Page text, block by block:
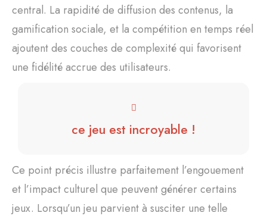
central. La rapidité de diffusion des contenus, la
gamification sociale, et la compétition en temps réel
ajoutent des couches de complexité qui favorisent
une fidélité accrue des utilisateurs.
ce jeu est incroyable !
Ce point précis illustre parfaitement l’engouement
et l’impact culturel que peuvent générer certains
jeux. Lorsqu’un jeu parvient à susciter une telle